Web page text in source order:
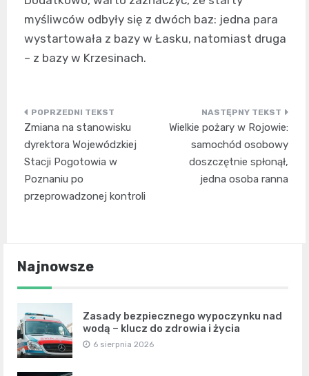
myśliwców odbyły się z dwóch baz: jedna para
wystartowała z bazy w Łasku, natomiast druga
– z bazy w Krzesinach.
Nawigacja
wpisu
Zmiana na stanowisku
dyrektora Wojewódzkiej
Stacji Pogotowia w
Poznaniu po
przeprowadzonej kontroli
Wielkie pożary w Rojowie:
samochód osobowy
doszczętnie spłonął,
jedna osoba ranna
Najnowsze
Zasady bezpiecznego wypoczynku nad
wodą – klucz do zdrowia i życia
6 sierpnia 2026